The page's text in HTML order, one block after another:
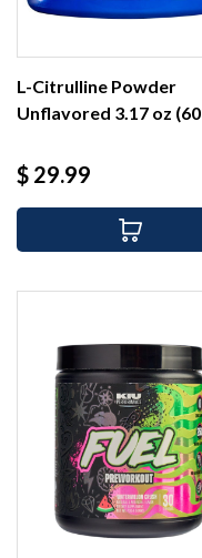
L-Citrulline Powder
Unflavored 3.17 oz (60
Precio
$ 29.99